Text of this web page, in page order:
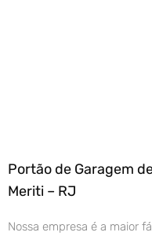
Portão de Garagem
Meriti – RJ
Nossa empresa é a maior